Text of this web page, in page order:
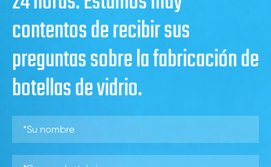
contentos de recibir sus
preguntas sobre la fabricación de
botellas de vidrio.